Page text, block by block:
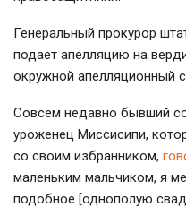
Генеральный прокурор
подает апелляцию на
окружной апелляционный
Совсем недавно бывший
уроженец Миссисипи,
со своим избранником,
маленьким мальчиком, я
подобное [однополую